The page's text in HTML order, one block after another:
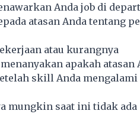
Anda job di
atasan Anda tentang
atau kurangnya
apakah atasan
skill Anda mengalami
mungkin saat ini tidak ada